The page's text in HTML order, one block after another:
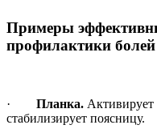
Примеры
профилактики болей
· Планка.
стабилизирует поясницу.